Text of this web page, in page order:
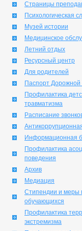
Страницы
Психологическая
Музей истории
Медицинское
Летний отдых
Ресурсный центр
Для родителей
Паспорт Дорожной
Профилактика
травматизма
Расписание
Информационная
Профилактика
поведения
Архив
Медиация
Стипендии и меры
обучающихся
Профилактика
экстремизма